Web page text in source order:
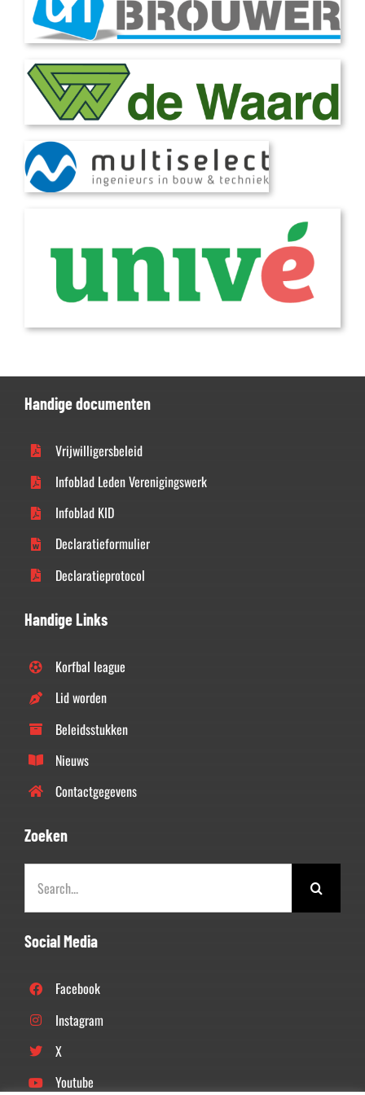
Handige documenten
Vrijwilligersbeleid
Infoblad Leden Verenigingswerk
Infoblad KID
Declaratieformulier
Declaratieprotocol
Handige Links
Korfbal league
Lid worden
Beleidsstukken
Nieuws
Contactgegevens
Zoeken
naar:
Social Media
Facebook
Instagram
X
Youtube